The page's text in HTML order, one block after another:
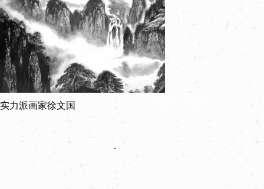
实力派画家徐文国